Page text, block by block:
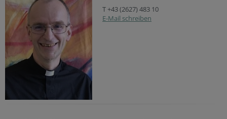
T +43 (2627) 483 10
E-Mail schreiben